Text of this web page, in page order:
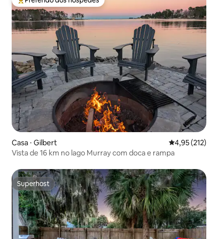
Entre os melhores preferidos dos hóspedes
Casa ⋅ Gilbert 4,95 de uma
4,95 (212)
Vista de 16 km no lago Murray com doca e rampa
Superhost
Superhost